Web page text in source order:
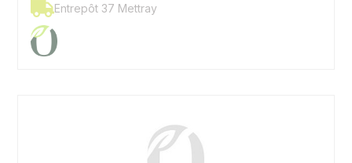
Entrepôt 37 Mettray